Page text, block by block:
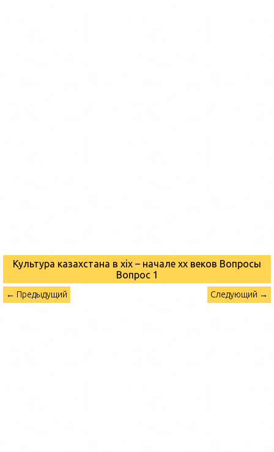
Культура казахстана в xix – начале хх веков Вопросы
Вопрос 1
← Предыдущий Следующий →